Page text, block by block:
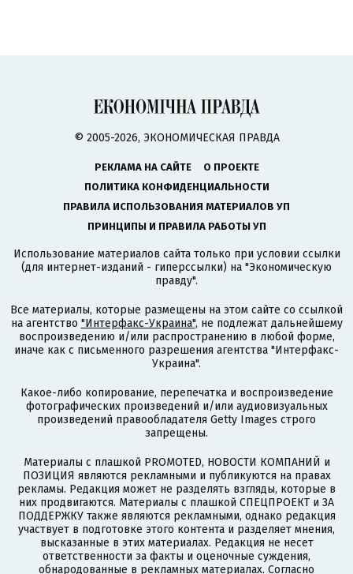
© 2005-2026, ЭКОНОМИЧЕСКАЯ ПРАВДА
РЕКЛАМА НА САЙТЕ
О ПРОЕКТЕ
ПОЛИТИКА КОНФИДЕНЦИАЛЬНОСТИ
ПРАВИЛА ИСПОЛЬЗОВАНИЯ МАТЕРИАЛОВ УП
ПРИНЦИПЫ И ПРАВИЛА РАБОТЫ УП
Использование материалов сайта только при условии ссылки
(для интернет-изданий - гиперссылки) на "Экономическую
правду".
Все материалы, которые размещены на этом сайте со ссылкой
на агентство "Интерфакс-Украина", не подлежат дальнейшему
воспроизведению и/или распространению в любой форме,
иначе как с письменного разрешения агентства "Интерфакс-
Украина".
Какое-либо копирование, перепечатка и воспроизведение
фотографических произведений и/или аудиовизуальных
произведений правообладателя Getty Images строго
запрещены.
Материалы с плашкой PROMOTED, НОВОСТИ КОМПАНИЙ и
ПОЗИЦИЯ являются рекламными и публикуются на правах
рекламы. Редакция может не разделять взгляды, которые в
них продвигаются. Материалы с плашкой СПЕЦПРОЕКТ и ЗА
ПОДДЕРЖКУ также являются рекламными, однако редакция
участвует в подготовке этого контента и разделяет мнения,
высказанные в этих материалах. Редакция не несет
ответственности за факты и оценочные суждения,
обнародованные в рекламных материалах. Согласно